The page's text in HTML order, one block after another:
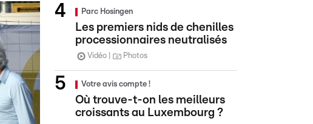
Parc Hosingen
Les premiers nids de chenilles
processionnaires neutralisés
Vidéo Photos
Votre avis compte !
Où trouve-t-on les meilleurs
croissants au Luxembourg ?